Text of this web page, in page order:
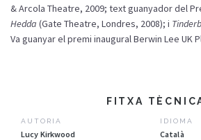
&Arcola Theatre, 2009; textguanyadordel
Hedda (Gate Theatre, Londres, 2008); i
Va guanyarelpremi inauguralBerwin Lee UK
FITXA
AUTORIA
Lucy Kirkwood
IDIOMA
Català